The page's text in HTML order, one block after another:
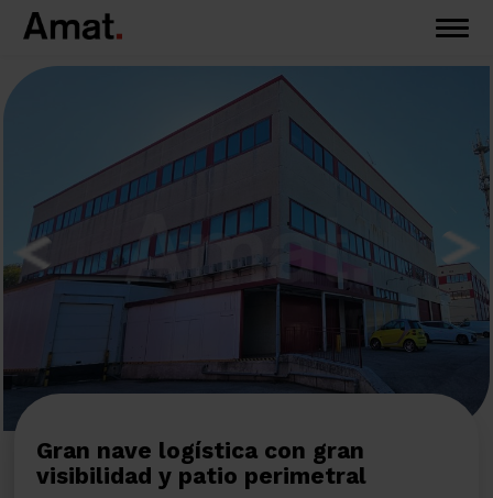
Gran nave logística con gran
visibilidad y patio perimetral